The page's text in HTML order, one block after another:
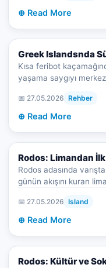
⊕ Read More
Greek Islandsnda
Kısa feribot
yaşama saygıyı
📅 27.05.2026 Rehber
⊕ Read More
Rodos: Limandan
Rodos adasında
günün akışını kuran
📅 27.05.2026 Island
⊕ Read More
Rodos: Kültür ve